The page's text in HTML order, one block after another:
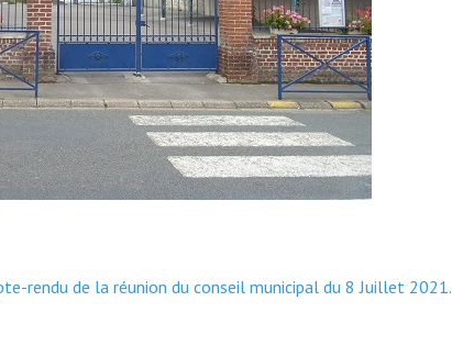
rendu de la réunion du conseil municipal du 8 Juillet 2021.